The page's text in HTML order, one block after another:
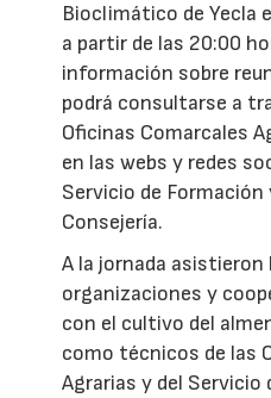
Bioclimático de Yecla
a partir de las 20:00
información sobre
podrá consultarse a
Oficinas Comarcales
en las webs y redes
Servicio de Formación
Consejería.
A la jornada asistieron
organizaciones y
con el cultivo del
como técnicos de las
Agrarias y del Servicio